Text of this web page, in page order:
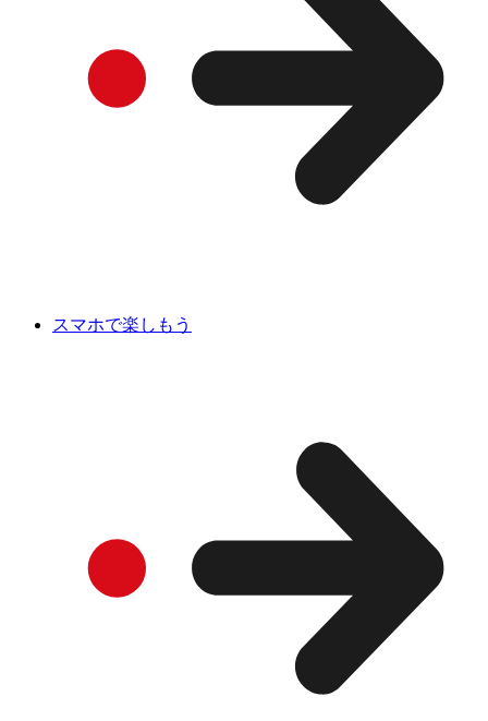
スマホで楽しもう